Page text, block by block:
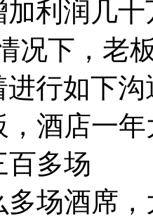
加利润几
况下，老
行如下沟
酒店一年
多场
场酒席，